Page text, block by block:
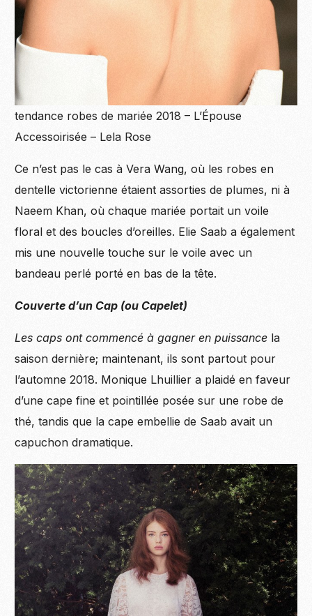
tendance robes de mariée 2018 – L’Épouse
Accessoirisée – Lela Rose
Ce n’est pas le cas à Vera Wang, où les robes en
dentelle victorienne étaient assorties de plumes, ni à
Naeem Khan, où chaque mariée portait un voile
floral et des boucles d’oreilles. Elie Saab a également
mis une nouvelle touche sur le voile avec un
bandeau perlé porté en bas de la tête.
Couverte d’un Cap (ou Capelet)
Les caps ont commencé à gagner en puissance la
saison dernière; maintenant, ils sont partout pour
l’automne 2018. Monique Lhuillier a plaidé en faveur
d’une cape fine et pointillée posée sur une robe de
thé, tandis que la cape embellie de Saab avait un
capuchon dramatique.